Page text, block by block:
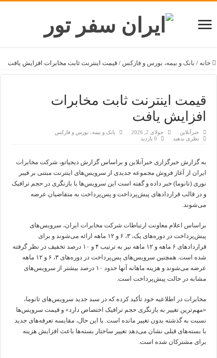
خانه / بانک و بیمه، بورس و فارکس / قیمت اینترنت ثابت مخابرات افزایش یافت
قیمت اینترنت ثابت مخابرات
افزایش یافت
خبرآنلاین جولای 2, 2026
بانک و بیمه، بورس و فارکس
نظری بدهید
0 بازدید
به گزارش خبرگزاری خبرآنلاین و براساس گزارش دیجیاتو، شرکت مخابرات
ایران از آغاز فروش مجموعه جدیدی از سرویس‌های اینترنت مبتنی بر فیبر
نوری (تانوما) خبر داده و گفته است این سرویس‌ها با بازنگری در حجم ترافیک
و در قالب قراردادهای پیش‌پرداخت و پس‌پرداخت به متقاضیان عرضه
می‌شوند.
براساس اعلام معاونت ارتباطات شرکت مخابرات ایران، سرویس‌های
پیش‌پرداخت در دوره‌های یک، ۳، ۶ و ۱۲ ماهه ارائه می‌شوند و برای
قراردادهای ۶ ‌ماهه و ۱۲ ‌ماهه نیز به ترتیب ۴ و ۱۰ درصد تخفیف در نظر گرفته
شده است. همچنین سرویس‌های پس‌پرداخت در دوره‌های ۳، ۶ و ۱۲ ماهه
عرضه می‌شوند و هزینه ماهانه آنها حدود ۱۰ درصد بیشتر از سرویس‌های
مشابه در حالت پیش‌پرداخت است.
مخابرات در اطلاعیه خود تأکید کرده که در سبد جدید سرویس‌های تانوما،
«مهم‌ترین تغییر به بازنگری حجم ترافیک اختصاص دارد» و قیمت سرویس‌ها
نسبت به گذشته بدون تغییر مانده است. با این حال، مقایسه تعرفه‌های جدید
با بسته‌های قبلی نشان می‌دهد تغییر ساختار بسته‌ها باعث افزایش هزینه
برای مشترکان شده است.